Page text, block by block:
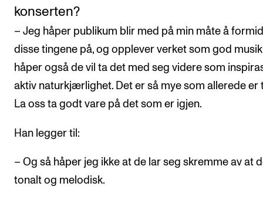
konserten?
– Jeg håper publikum blir med på min måte å
disse tingene på, og opplever verket som god
håper også de vil ta det med seg videre som
aktiv naturkjærlighet. Det er så mye som allerede er
La oss ta godt vare på det som er igjen.
Han legger til:
– Og så håper jeg ikke at de lar seg skremme av at
tonalt og melodisk.